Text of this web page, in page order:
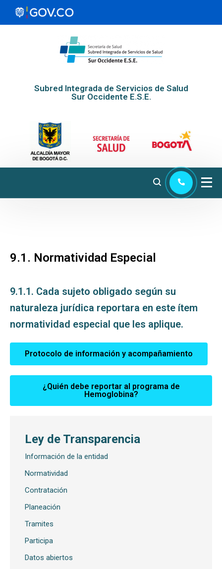
Subred Integrada de Servicios de Salud
Sur Occidente E.S.E.
Transparencia y Acceso a la Información
Participa
Entidad
Educación al paciente
9.1. Normatividad Especial
9.1.1. Cada sujeto obligado según su
naturaleza jurídica reportara en este ítem
normatividad especial que les aplique.
Protocolo de información y acompañamiento
¿Quién debe reportar al programa de
Hemoglobina?
Ley de Transparencia
Información de la entidad
Normatividad
Contratación
Planeación
Tramites
Participa
Datos abiertos